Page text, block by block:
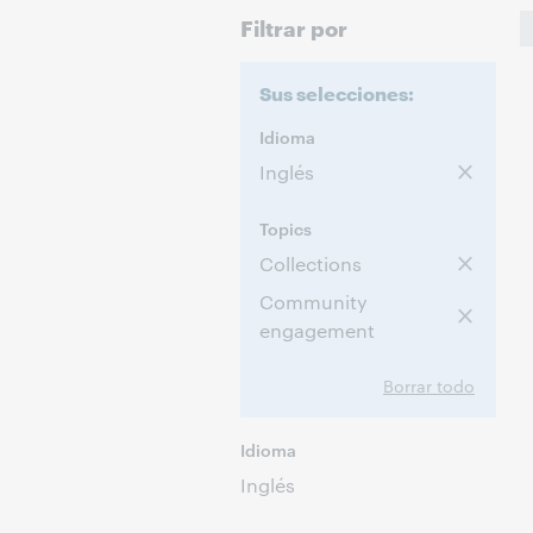
Filtrar por
Sus selecciones:
Idioma
Inglés
Topics
Collections
Community
engagement
Borrar todo
Idioma
Inglés